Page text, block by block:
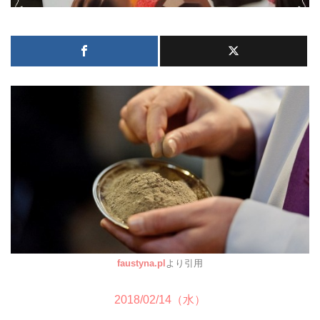
faustyna.pl より引用
2018/02/14（水）